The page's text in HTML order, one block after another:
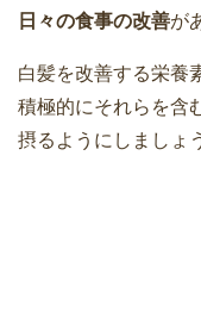
日々の食事の改善が
白髪を改善する栄養
積極的にそれらを含
摂るようにしましょ